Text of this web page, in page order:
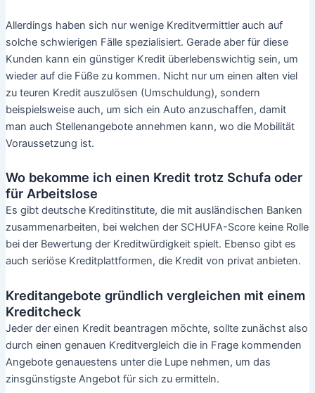
Hotlines anwählen, ein seriöser Anbieter bietet immer
kostenlosen Telefonkontakt an)
Die Antragstellung sollte grundsätzlich nichts kosten
Seit 2014 darf auch keine Bearbeitungsgebühr mehr
erhoben werden
Ebenso sollten Sie Abstand nehmen, wenn Infos nur
gegen Nachnahme verschickt werden, da dies immer
auch mit Kosten verbunden ist
zum Kredit mit abschließen soll
Achten Sie auf die Vollständigkeit aller Angaben des
Vertrags wie Laufzeit, Kreditsumme, Sollzinssatz,
Kreditart und wie hoch die durchschnittlichen
Gesamtkosten des Kredites sind
Arbeitslose
Grundsätzlich kann man auch Kredit beantragen ohne Schufa
oder bei Arbeitslosigkeit.
Allerdings haben sich nur wenige Kreditvermittler auch auf
solche schwierigen Fälle spezialisiert. Gerade aber für diese